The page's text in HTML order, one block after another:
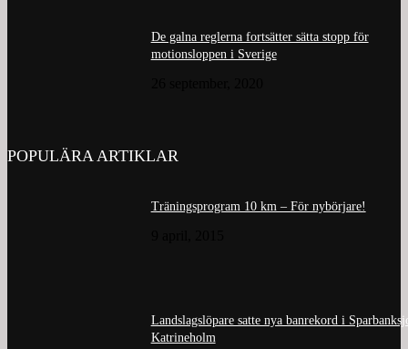
De galna reglerna fortsätter sätta stopp för
motionsloppen i Sverige
POPULÄRA ARTIKLAR
Träningsprogram 10 km – För nybörjare!
Landslagslöpare satte nya banrekord i
Katrineholm